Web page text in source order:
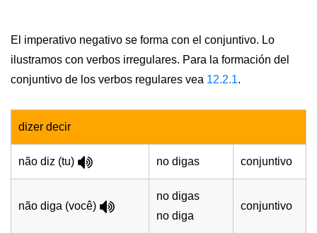
El imperativo negativo se forma con el conjuntivo. Lo
ilustramos con verbos irregulares. Para la formación del
conjuntivo de los verbos regulares vea 12.2.1.
dizer decir
não diz (tu) no digas conjuntivo
não diga (você)
no digas
no diga
conjuntivo